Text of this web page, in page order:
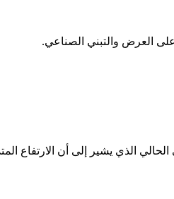
العرض والتبني الصناعي.
الحالي الذي يشير إلى أن